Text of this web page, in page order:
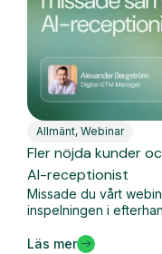
Allmänt, Webinar
Fler nöjda kunder
AI-receptionist
Missade du vårt
inspelningen i
Läs mer